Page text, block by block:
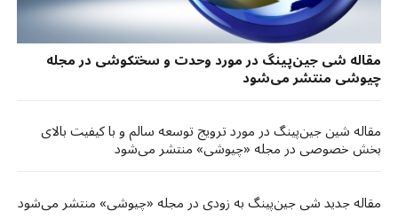
مقاله شی جین‌پینگ در مورد وحدت و سختکوشی در مجله
چیوشی منتشر می‌شود
مقاله شین جین‌پینگ در مورد ترویج توسعه سالم و با کیفیت بالای
بخش خصوصی در مجله «چیوشی» منتشر می‌شود
مقاله جدید شی جین‌پینگ به زودی در مجله «چیوشی» منتشر می‌شود